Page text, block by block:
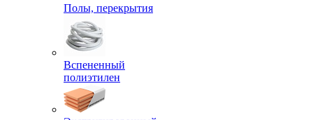
Полы, перекрытия
Вспененный
полиэтилен